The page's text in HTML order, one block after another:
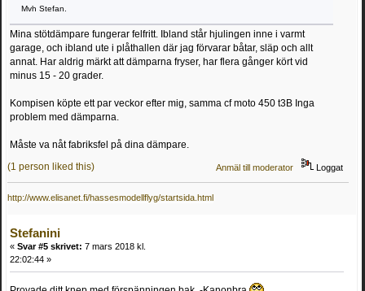
Mvh Stefan.
Mina stötdämpare fungerar felfritt. Ibland står hjulingen inne i varmt
garage, och ibland ute i plåthallen där jag förvarar båtar, släp och allt
annat. Har aldrig märkt att dämparna fryser, har flera gånger kört vid
minus 15 - 20 grader.
Kompisen köpte ett par veckor efter mig, samma cf moto 450 t3B Inga
problem med dämparna.
Måste va nåt fabriksfel på dina dämpare.
Anmäl till moderator Loggat
(1 person liked this)
http://www.elisanet.fi/hassesmodellflyg/startsida.html
Stefanini
« Svar #5 skrivet: 7 mars 2018 kl.
22:02:44 »